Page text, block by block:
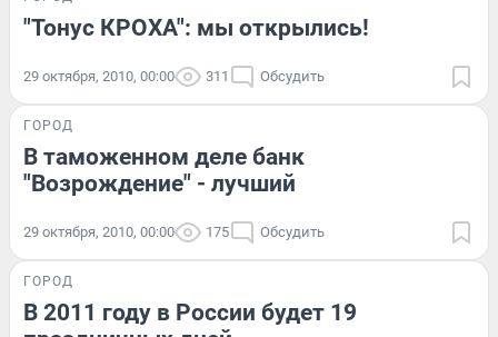
"Тонус КРОХА": мы открылись!
29 октября, 2010, 00:00 311 Обсудить
ГОРОД
В таможенном деле банк
"Возрождение" - лучший
29 октября, 2010, 00:00 175 Обсудить
ГОРОД
В 2011 году в России будет 19